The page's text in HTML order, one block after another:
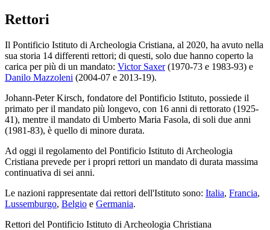
Rettori
Il Pontificio Istituto di Archeologia Cristiana, al 2020, ha avuto nella
sua storia 14 differenti rettori; di questi, solo due hanno coperto la
carica per più di un mandato: Victor Saxer(1970-73 e 1983-93) e
Danilo Mazzoleni (2004-07 e 2013-19).
Johann-Peter Kirsch, fondatore del Pontificio Istituto, possiede il
primato per il mandato più longevo, con 16 anni di rettorato (1925-
41), mentre il mandato di Umberto Maria Fasola, di soli due anni
(1981-83), è quello di minore durata.
Ad oggi il regolamento del Pontificio Istituto di Archeologia
Cristiana prevede per i propri rettori un mandato di durata massima
continuativa di sei anni.
Le nazioni rappresentate dai rettori dell'Istituto sono: Italia, Francia,
Lussemburgo, Belgio e Germania.
Rettori del Pontificio Istituto di Archeologia Christiana